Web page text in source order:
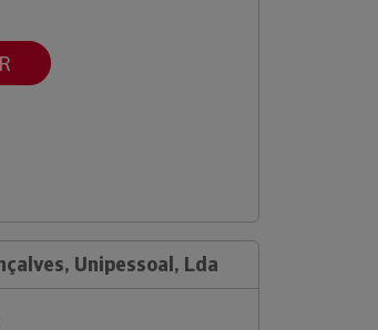
Unipessoal, Lda